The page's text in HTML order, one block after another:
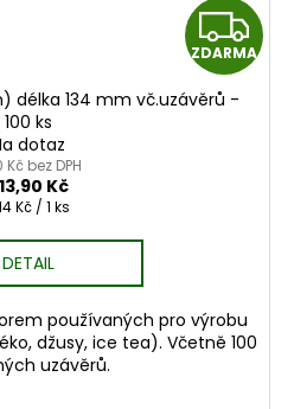
Z
D
ZDARMA
délka 134 mm vč.uzávěrů -
100 ks
dotaz
Kč bez DPH
Kč
Kč / 1 ks
DETAIL
používaných pro výrobu
džusy, ice tea). Včetně 100
uzávěrů.